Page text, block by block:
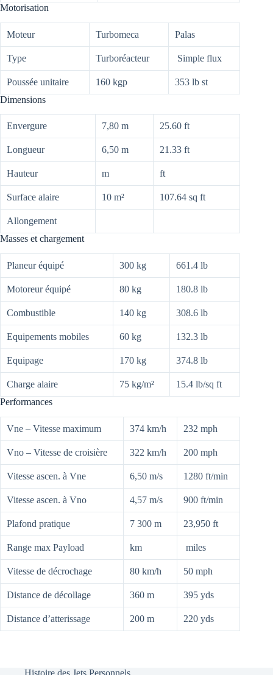
Motorisation
Moteur Turbomeca Palas
Type Turboréacteur Simple flux
Poussée unitaire 160 kgp
353 lb st
Dimensions
Envergure 7,80 m 25.60 ft
Longueur 6,50 m 21.33 ft
Hauteur m ft
Surface alaire 10 m² 107.64 sq ft
Allongement
Masses et chargement
Planeur équipé 300 kg 661.4 lb
Motoreur équipé 80 kg 180.8 lb
Combustible 140 kg 308.6 lb
Equipements mobiles 60 kg 132.3 lb
Equipage 170 kg 374.8 lb
Charge alaire 75 kg/m²
15.4 lb/sq ft
Performances
Vne – Vitesse maximum 374 km/h 232 mph
Vno – Vitesse de croisière 322 km/h 200 mph
Vitesse ascen. à Vne 6,50 m/s 1280 ft/min
Vitesse ascen. à Vno 4,57 m/s 900 ft/min
Plafond pratique 7 300 m 23,950 ft
Range max Payload km miles
Vitesse de décrochage 80 km/h 50 mph
Distance de décollage 360 m 395 yds
Distance d’atterissage 200 m 220 yds
Histoire des Jets Personnels